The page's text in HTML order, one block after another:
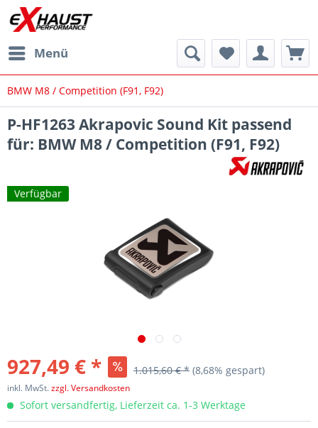
Menü
BMW M8 / Competition (F91, F92)
P-HF1263 Akrapovic Sound Kit passend
für: BMW M8 / Competition (F91, F92)
Verfügbar
927,49 € * 1.015,60 € * (8,68% gespart)
inkl. MwSt.zzgl. Versandkosten
Sofort versandfertig, Lieferzeit ca. 1-3 Werktage